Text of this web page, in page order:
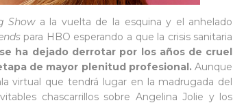
Showa la vuelta de la esquina y el anhelado
para HBO esperando a que la crisis sanitaria
ha dejado derrotar por los años de cruel
de mayor plenitud profesional. Aunque
virtual que tendrá lugar en la madrugada del
chascarrillos sobre Angelina Jolie y los